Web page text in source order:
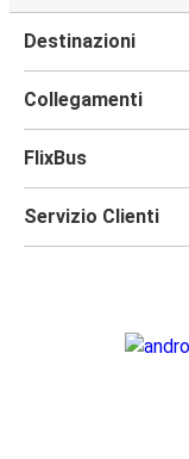
Destinazioni
Collegamenti
FlixBus
Servizio Clienti